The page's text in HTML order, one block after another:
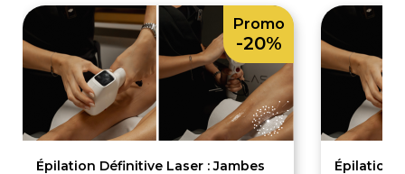
Épilation Définitive Laser : Jambes
Promo
-20%
Épilation